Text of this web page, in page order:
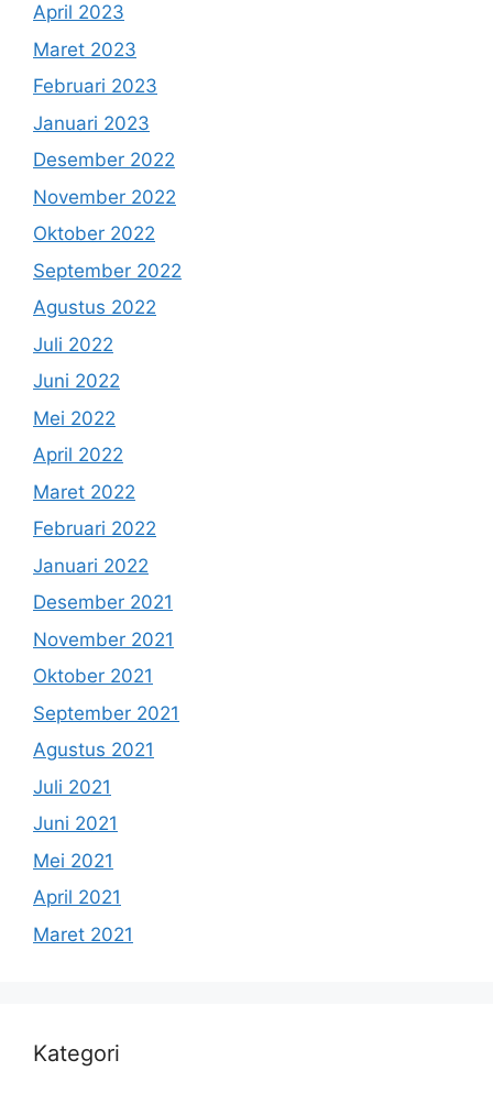
April 2023
Maret 2023
Februari 2023
Januari 2023
Desember 2022
November 2022
Oktober 2022
September 2022
Agustus 2022
Juli 2022
Juni 2022
Mei 2022
April 2022
Maret 2022
Februari 2022
Januari 2022
Desember 2021
November 2021
Oktober 2021
September 2021
Agustus 2021
Juli 2021
Juni 2021
Mei 2021
April 2021
Maret 2021
Kategori